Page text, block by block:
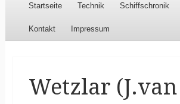
Menu
Skip to content
Startseite Technik Schiffschronik
Kontakt Impressum
Wetzlar (J.van